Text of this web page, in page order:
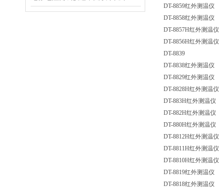
DT-8859红外测温仪
DT-8858红外测温仪
DT-8857H红外测温仪
DT-8856H红外测温仪
DT-8839
DT-8838红外测温仪
DT-8829红外测温仪
DT-8828H红外测温仪
DT-883H红外测温仪
DT-882H红外测温仪
DT-880H红外测温仪
DT-8812H红外测温仪
DT-8811H红外测温仪
DT-8810H红外测温仪
DT-8819红外测温仪
DT-8818红外测温仪